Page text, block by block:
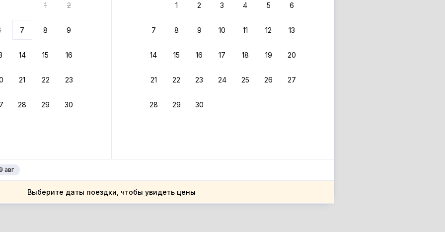
1 2
7 8 9
14 15 16
21 22 23
28 29 30
1 2 3 4 5 6
7 8 9 10 11 12 13
14 15 16 17 18 19 20
21 22 23 24 25 26 27
28 29 30
авг
Выберите даты поездки, чтобы увидеть цены
вариант из результатов поиска не соответствует заданным фильтрам.
область